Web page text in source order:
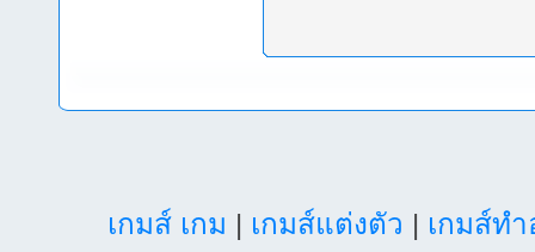
เกมส์ เกม | เกมส์แต่งตัว | เกมส์ท